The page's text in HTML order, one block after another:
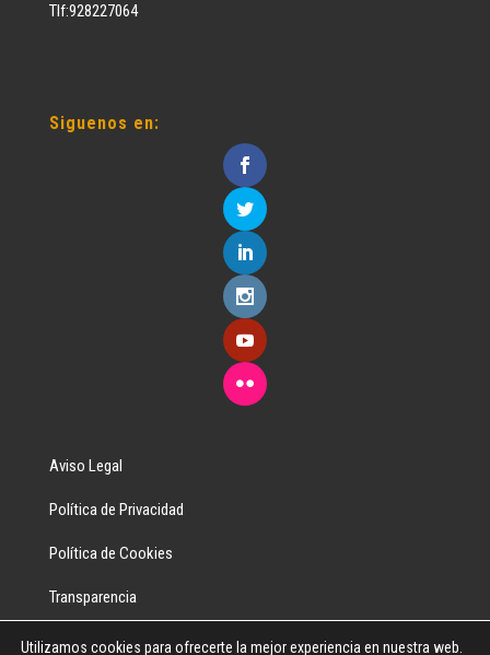
Tlf:928227064
Siguenos en:
Aviso Legal
Política de Privacidad
Política de Cookies
Transparencia
Utilizamos cookies para ofrecerte la mejor experiencia en nuestra web.